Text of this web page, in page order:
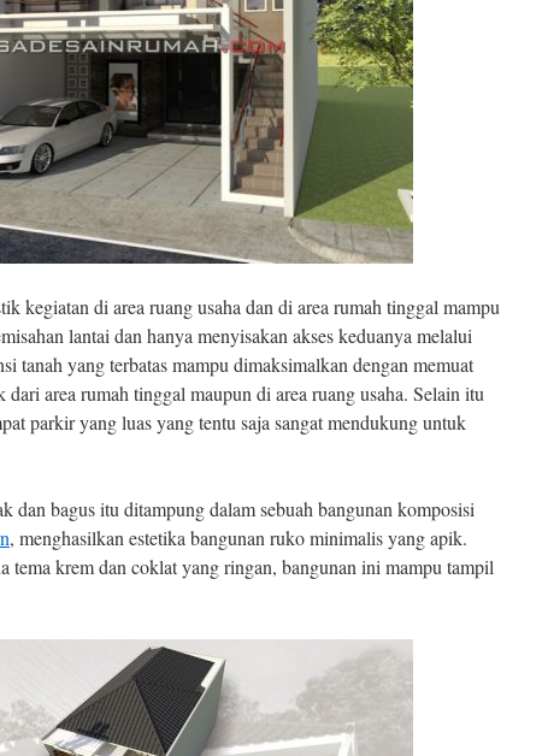
kegiatan di area ruang usaha dan di area rumah tinggal mampu
lantai dan hanya menyisakan akses keduanya melalui
tanah yang terbatas mampu dimaksimalkan dengan memuat
area rumah tinggal maupun di area ruang usaha. Selain itu
parkir yang luas yang tentu saja sangat mendukung untuk
dan bagus itu ditampung dalam sebuah bangunan komposisi
, menghasilkan estetika bangunan ruko minimalis yang apik.
tema krem dan coklat yang ringan, bangunan ini mampu tampil